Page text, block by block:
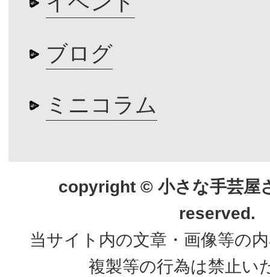
ブログ
ミニコラム
copyright © 小さな手芸屋
reserved.
当サイト内の文章・画像等の
複製等の行為は禁止い